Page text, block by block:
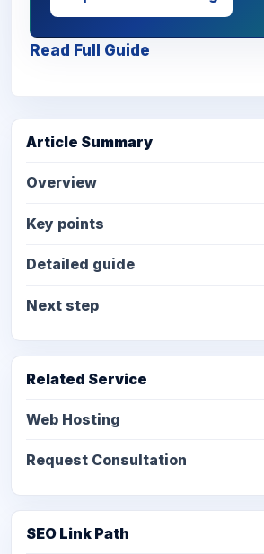
Read Full Guide
Article Summary
Overview
Key points
Detailed guide
Next step
Related Service
Web Hosting
Request Consultation
SEO Link Path